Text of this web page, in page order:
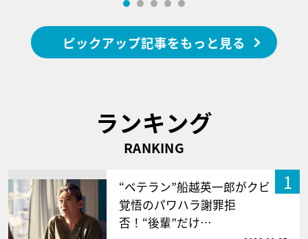
ピックアップ記事をもっと見る
ランキング
RANKING
1
“ベテラン”船越英一郎がクビ
覚悟のパワハラ謝罪拒
否！“後輩”だけ…